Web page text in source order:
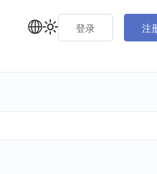
登录 注